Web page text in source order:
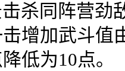
杀同阵营劲
增加武斗值
低为10点。